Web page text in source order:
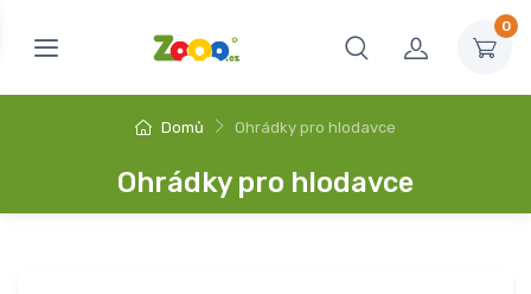
0
Domů Ohrádky pro hlodavce
Ohrádky pro hlodavce